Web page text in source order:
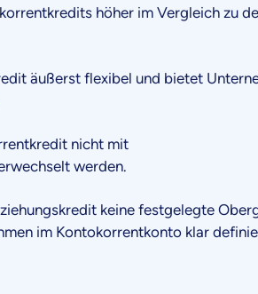
höher im Vergleich zu
äußerst flexibel und bietet
nicht mit
werden.
keine festgelegte
im Kontokorrentkonto klar